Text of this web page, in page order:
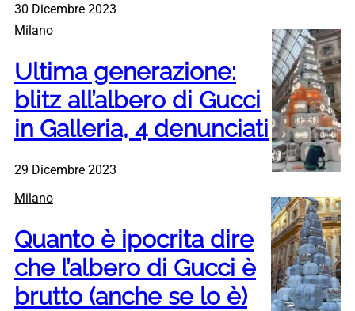
30 Dicembre 2023
Milano
Ultima generazione:
blitz all’albero di Gucci
in Galleria, 4 denunciati
29 Dicembre 2023
Milano
Quanto è ipocrita dire
che l’albero di Gucci è
brutto (anche se lo è)